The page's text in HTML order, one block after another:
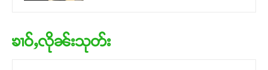
ၶၢဝ်ႇလိုၼ်းသုတ်း